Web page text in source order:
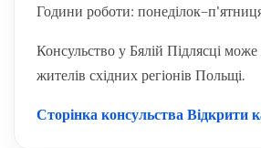
Години роботи:
Консульство у Бялій Підлясці
жителів східних регіонів Польщі.
Сторінка консульства Відкрити